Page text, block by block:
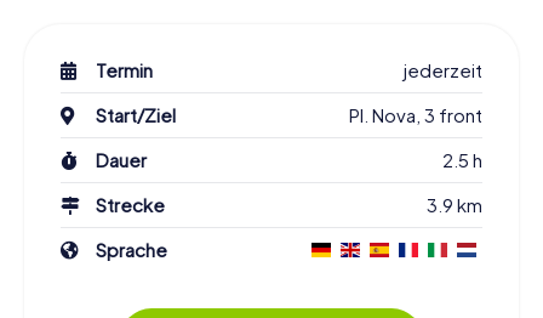
Termin
jederzeit
Start/Ziel
Pl. Nova, 3 front
Dauer
2.5 h
Strecke
3.9 km
Sprache